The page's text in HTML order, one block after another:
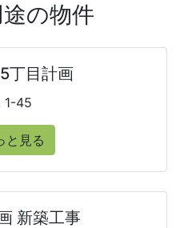
の物件
丁目計画
1-45
と見る
新築工事